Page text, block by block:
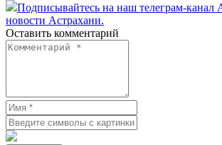
Подписывайтесь на наш телеграм-канал
новости Астрахани.
Оставить комментарий